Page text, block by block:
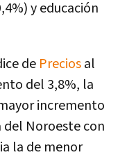
y educación
de Preciosal
del 3,8%, la
incremento
del Noroeste con
la de menor